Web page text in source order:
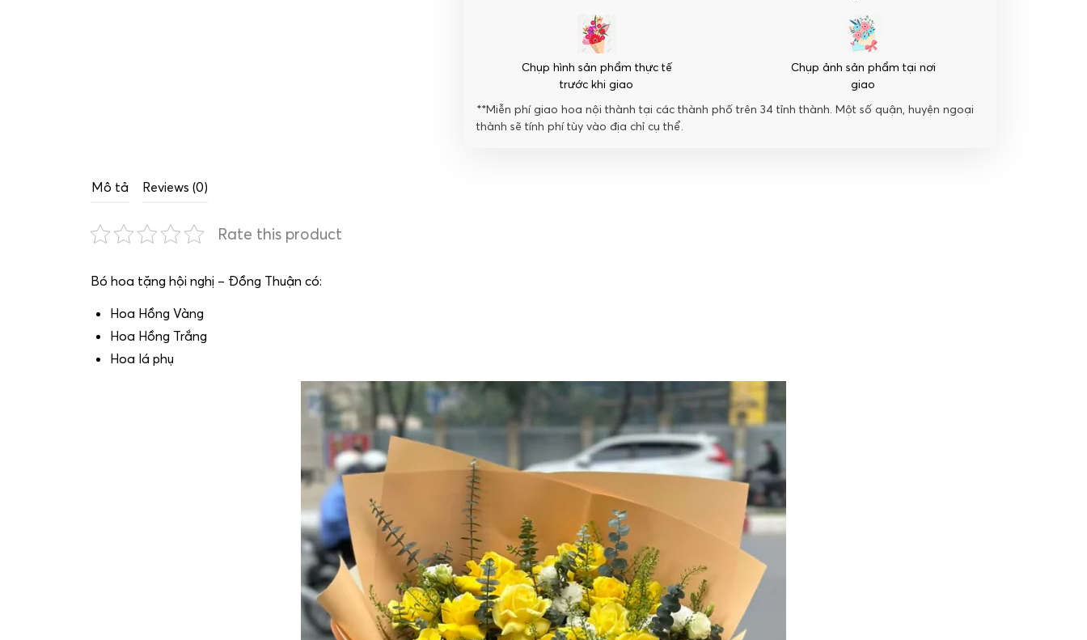
Chụp hình sản phẩm thực tế
trước khi giao
Chụp ảnh sản phẩm tại nơi
giao
**Miễn phí giao hoa nội thành tại các thành phố trên 34 tỉnh thành. Một số quận, huyện ngoại
thành sẽ tính phí tùy vào địa chỉ cụ thể.
Mô tả Reviews (0)
Rate this product
Bó hoa tặng hội nghị – Đồng Thuận có:
Hoa Hồng Vàng
Hoa Hồng Trắng
Hoa lá phụ